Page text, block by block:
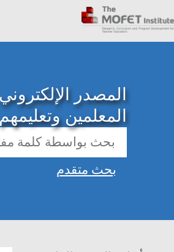
المصدر
المعلمين وتعليمهم
بحث متقدم